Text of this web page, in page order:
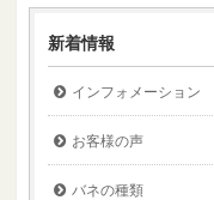
新着情報
インフォメーション
お客様の声
バネの種類